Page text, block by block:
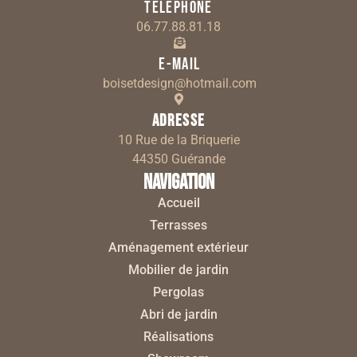
Téléphone
06.77.88.81.18
E-mail
boisetdesign@hotmail.com
Adresse
10 Rue de la Briquerie
44350 Guérande
Navigation
Accueil
Terrasses
Aménagement extérieur
Mobilier de jardin
Pergolas
Abri de jardin
Réalisations